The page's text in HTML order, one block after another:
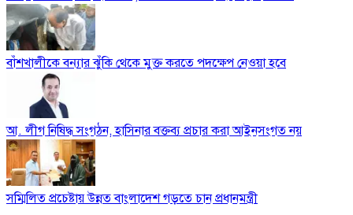
বাঁশখালীকে বন্যার ঝুঁকি থেকে মুক্ত করতে পদক্ষেপ নেওয়া হবে
আ. লীগ নিষিদ্ধ সংগঠন, হাসিনার বক্তব্য প্রচার করা আইনসংগত নয়
সম্মিলিত প্রচেষ্টায় উন্নত বাংলাদেশ গড়তে চান প্রধানমন্ত্রী